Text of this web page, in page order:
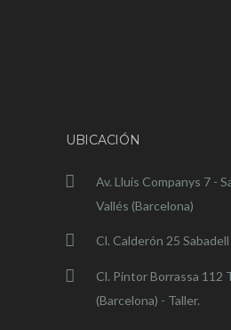
UBICACIÓN
Av. Lluis Companys 7 -
Vallés (Barcelona)
Cl. Calderón 25
Cl. Pintor Borrassa 112
(Barcelona) - Taller.